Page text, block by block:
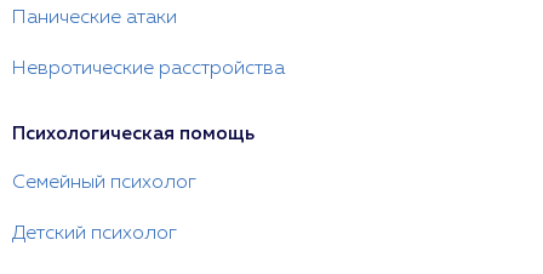
Панические атаки
Невротические расстройства
Психологическая помощь
Семейный психолог
Детский психолог